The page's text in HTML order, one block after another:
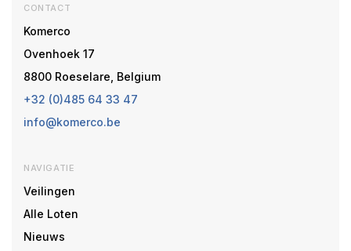
CONTACT
Komerco
Ovenhoek 17
8800 Roeselare, Belgium
+32 (0)485 64 33 47
info@komerco.be
NAVIGATIE
Veilingen
Alle Loten
Nieuws